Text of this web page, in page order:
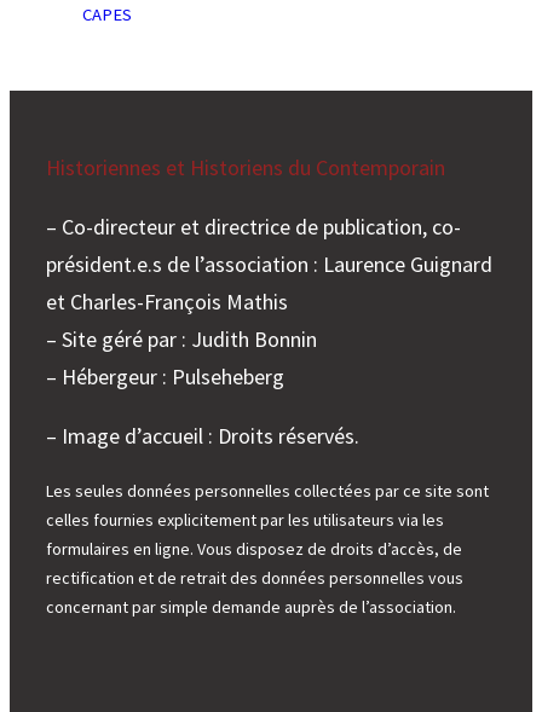
CAPES
Historiennes et Historiens du Contemporain
– Co-directeur et directrice de publication, co-
président.e.s de l’association : Laurence Guignard
et Charles-François Mathis
– Site géré par : Judith Bonnin
– Hébergeur : Pulseheberg
– Image d’accueil : Droits réservés.
Les seules données personnelles collectées par ce site sont
celles fournies explicitement par les utilisateurs via les
formulaires en ligne. Vous disposez de droits d’accès, de
rectification et de retrait des données personnelles vous
concernant par simple demande auprès de l’association.